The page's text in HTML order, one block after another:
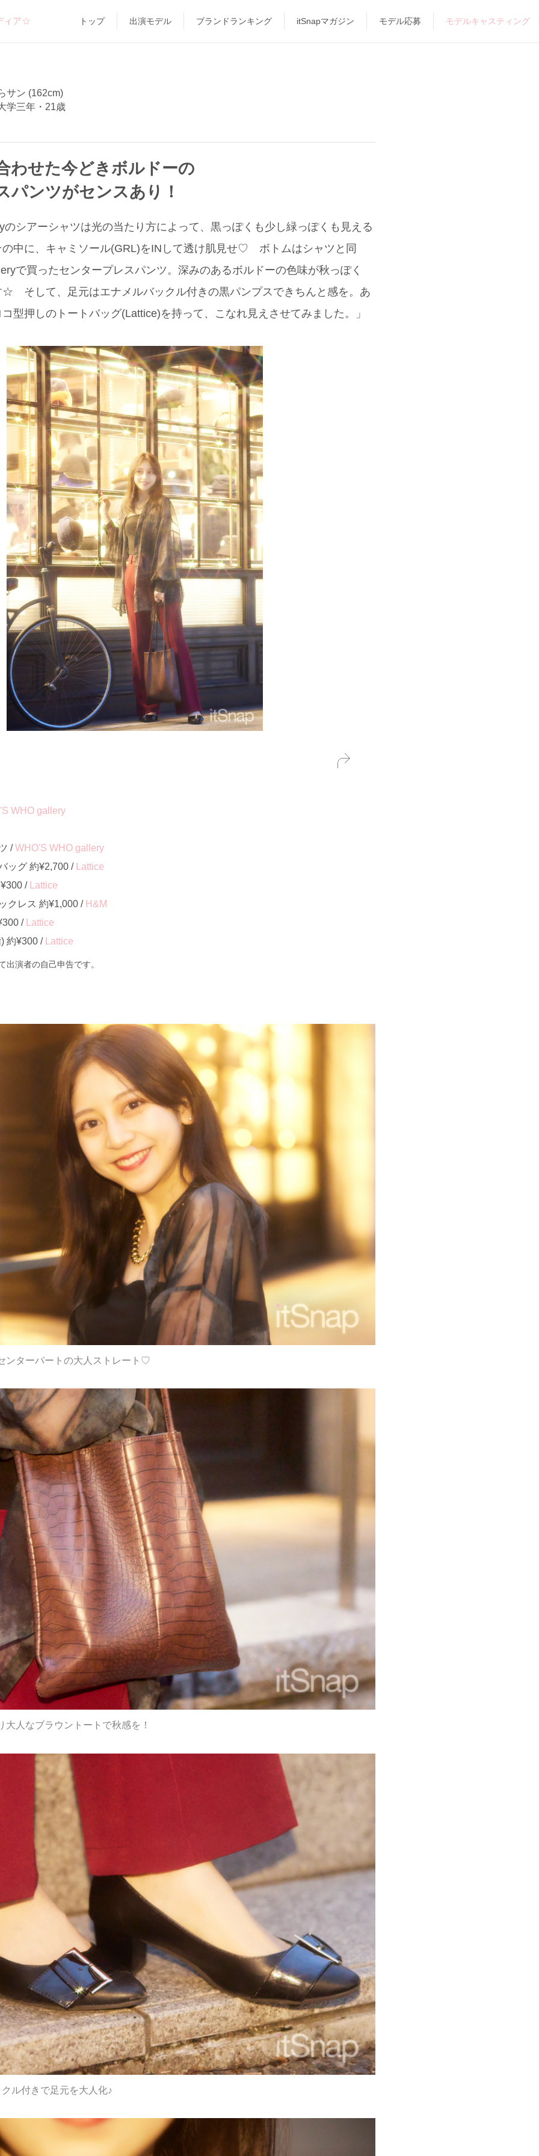
ィア☆ トップ 出演モデル ブランドランキング itSnapマガジン モデル応募 モデルキャスティング
サン (162cm)
学三年・21歳
わせた今どきボルドーの
パンツがセンスあり！
のシアーシャツは光の当たり方によって、黒っぽくも少し緑っぽくも見える
の中に、キャミソール(GRL)をINして透け肌見せ♡ ボトムはシャツと同
で買ったセンタープレスパンツ。深みのあるボルドーの色味が秋っぽく
☆ そして、足元はエナメルバックル付きの黒パンプスできちんと感を。あ
型押しのトートバッグ(Lattice)を持って、こなれ見えさせてみました。」
WHO gallery
/WHO'S WHO gallery
ッグ 約¥2,700 /
Lattice
/
Lattice
クレス 約¥1,000 / H&M
/
Lattice
約¥300 /
Lattice
演者の自己申告です。
ンターパートの大人ストレート♡
大人なブラウントートで秋感を！
ル付きで足元を大人化♪